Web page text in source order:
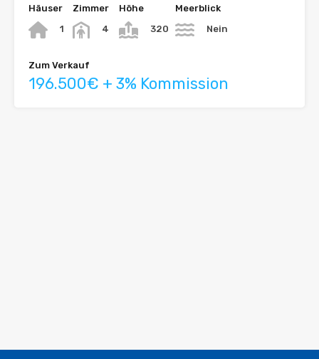
Häuser
1
Zimmer
4
Höhe
320
Meerblick
Nein
Zum Verkauf
196.500€ + 3% Kommission